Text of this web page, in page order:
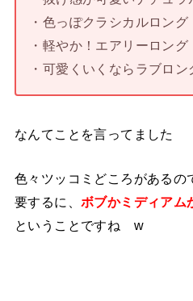
・色っぽクラシカルロング
・軽やか！エアリーロング
・可愛くいくならラブロン
なんてことを言ってました
色々ツッコミどころがあるの
要するに、 ボブかミディアム
ということですね w